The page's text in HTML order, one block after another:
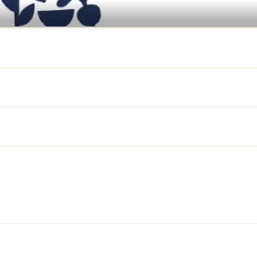
RESTAURANT
pierre du champ